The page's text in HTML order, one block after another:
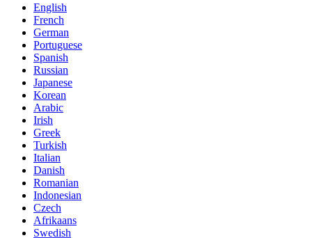
English
French
German
Portuguese
Spanish
Russian
Japanese
Korean
Arabic
Irish
Greek
Turkish
Italian
Danish
Romanian
Indonesian
Czech
Afrikaans
Swedish